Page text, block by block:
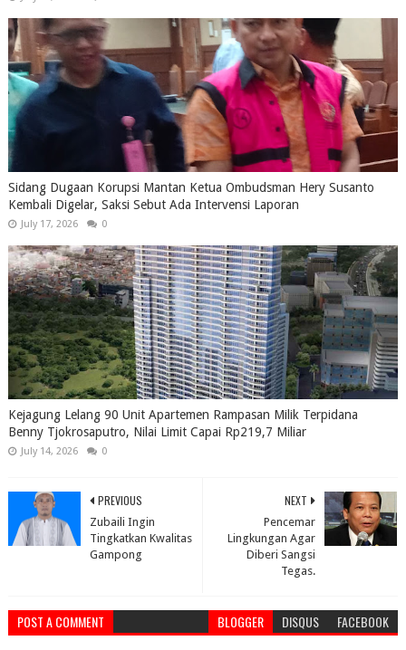
Sidang Dugaan Korupsi Mantan Ketua Ombudsman Hery Susanto
Kembali Digelar, Saksi Sebut Ada Intervensi Laporan
July 17, 2026 0
Kejagung Lelang 90 Unit Apartemen Rampasan Milik Terpidana
Benny Tjokrosaputro, Nilai Limit Capai Rp219,7 Miliar
July 14, 2026 0
NEXT
Pencemar
Lingkungan Agar
Diberi Sangsi
Tegas.
PREVIOUS
Zubaili Ingin
Tingkatkan Kwalitas
Gampong
POST A COMMENT BLOGGER DISQUS FACEBOOK